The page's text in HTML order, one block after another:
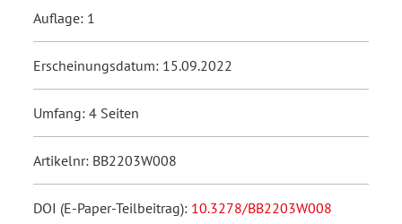
Auflage: 1
Erscheinungsdatum: 15.09.2022
Umfang: 4 Seiten
Artikelnr: BB2203W008
DOI (E-Paper-Teilbeitrag): 10.3278/BB2203W008